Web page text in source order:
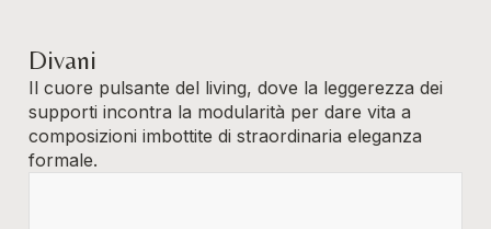
Divani
Il cuore pulsante del living, dove la leggerezza dei
supporti incontra la modularità per dare vita a
composizioni imbottite di straordinaria eleganza
formale.